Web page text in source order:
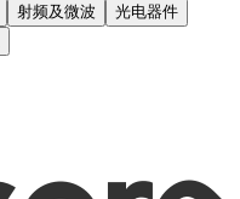
射频及微波
光电器件